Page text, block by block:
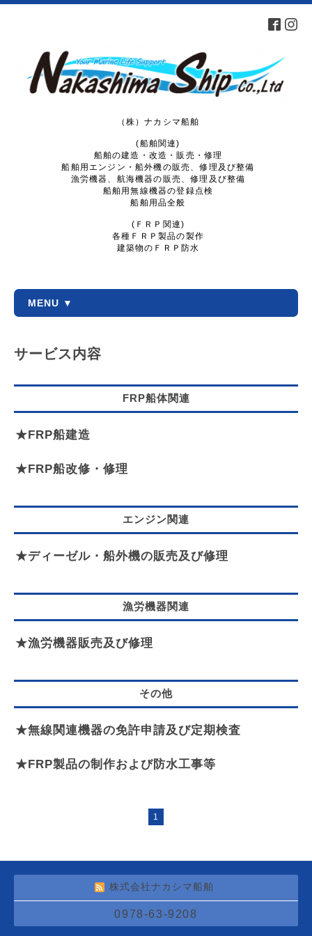
（株）ナカシマ船舶
(船舶関連)
船舶の建造・改造・販売・修理
船舶用エンジン・船外機の販売、修理及び整備
漁労機器、航海機器の販売、修理及び整備
船舶用無線機器の登録点検
船舶用品全般
(ＦＲＰ関連)
各種ＦＲＰ製品の製作
建築物のＦＲＰ防水
MENU ▼
サービス内容
FRP船体関連
★FRP船建造
★FRP船改修・修理
エンジン関連
★ディーゼル・船外機の販売及び修理
漁労機器関連
★漁労機器販売及び修理
その他
★無線関連機器の免許申請及び定期検査
★FRP製品の制作および防水工事等
1
株式会社ナカシマ船舶
0978-63-9208